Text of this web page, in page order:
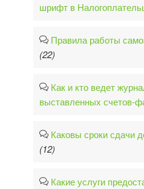
шрифт в
Правила работы
(22)
Как и кто ведет
выставленных счетов-
Каковы сроки сдачи
(12)
Какие услуги